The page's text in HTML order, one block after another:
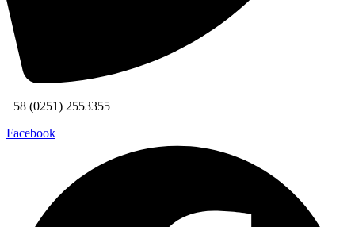
+58 (0251) 2553355
Facebook